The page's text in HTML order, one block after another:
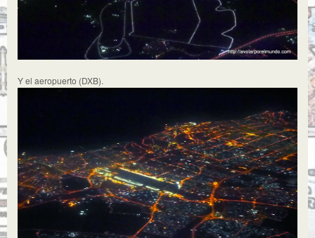
Y el aeropuerto (DXB).